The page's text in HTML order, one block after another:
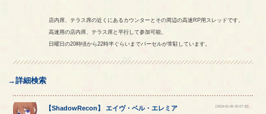
店内席、テラス席の近くにあるカウンターとその周辺の高速RP用スレッドです。
高速用の店内席、テラス席と平行して参加可能。
日曜日の20時頃から22時半ぐらいまでパーセルが常駐しています。
→詳細検索
【ShadowRecon】 エイヴ・ベル・ エレミア
[2019-01-06 20:07:32]